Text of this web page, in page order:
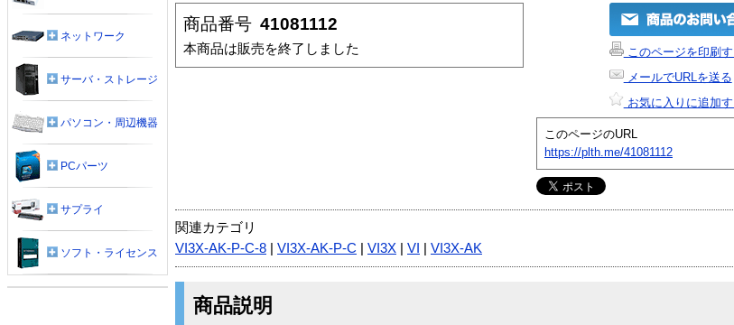
商品番号 41081112
本商品は販売を終了しました
このページを印刷
メールでURLを送る
お気に入りに追加
このページのURL
https://plth.me/41081112
関連カテゴリ
VI3X-AK-P-C-8
VI3X-AK-P-C VI3X VI VI3X-AK
商品説明
ネットワーク
サーバ・ストレージ
パソコン・周辺機器
PCパーツ
サプライ
ソフト・ライセンス